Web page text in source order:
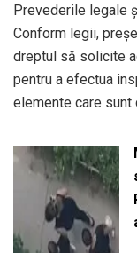
Prevederile legale
Conform legii,
dreptul să solicite
pentru a efectua
elemente care sunt